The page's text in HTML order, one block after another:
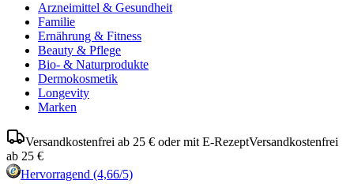
Arzneimittel & Gesundheit
Familie
Ernährung & Fitness
Beauty & Pflege
Bio- & Naturprodukte
Dermokosmetik
Longevity
Marken
Versandkostenfrei ab 25 € oder mit E-RezeptVersandkostenfrei
ab 25 €
Hervorragend (4,66/5)